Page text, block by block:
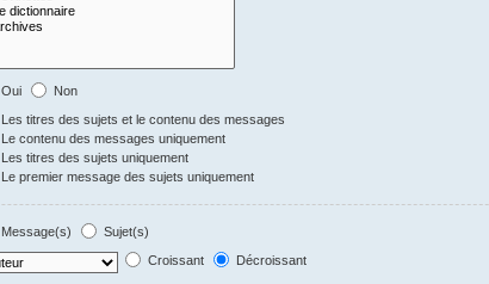
Oui
Non
Les titres des sujets et le contenu des messages
Le contenu des messages uniquement
Les titres des sujets uniquement
Le premier message des sujets uniquement
Message(s)
Sujet(s)
Croissant Décroissant